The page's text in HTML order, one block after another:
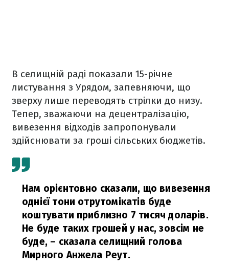
В селищній раді показали 15-річне
листування з Урядом, запевняючи, що
зверху лише переводять стрілки до низу.
Тепер, зважаючи на децентралізацію,
вивезення відходів запропонували
здійснювати за гроші сільських бюджетів.
Нам орієнтовно сказали, що вивезення
однієї тони отрутомікатів буде
коштувати приблизно 7 тисяч доларів.
Не буде таких грошей у нас, зовсім не
буде, – сказала селищний голова
Мирного Анжела Реут.